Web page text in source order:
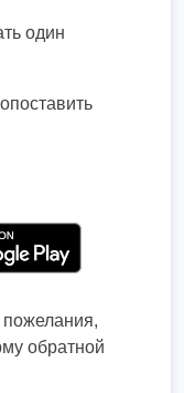
один
пожелания,
обратной